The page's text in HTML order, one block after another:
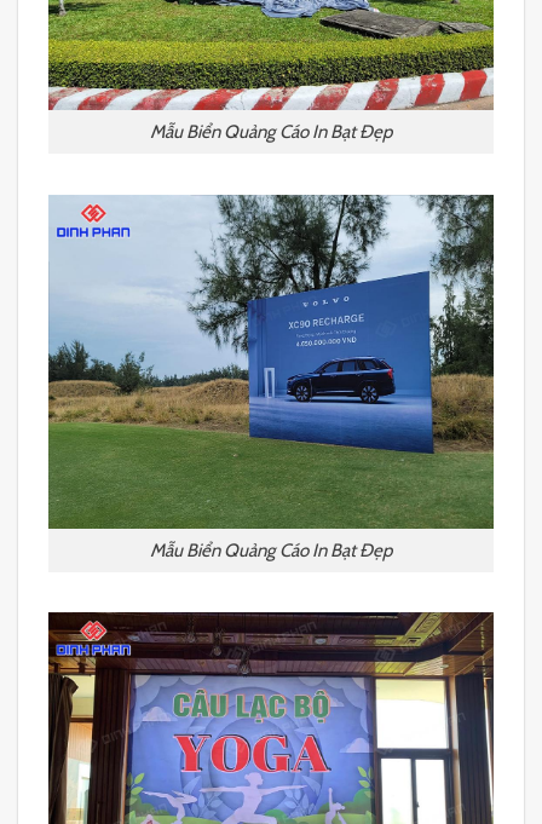
Mẫu Biển Quảng Cáo In Bạt Đẹp
Mẫu Biển Quảng Cáo In Bạt Đẹp